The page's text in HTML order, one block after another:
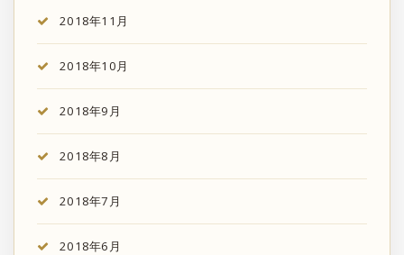
2018年11月
2018年10月
2018年9月
2018年8月
2018年7月
2018年6月